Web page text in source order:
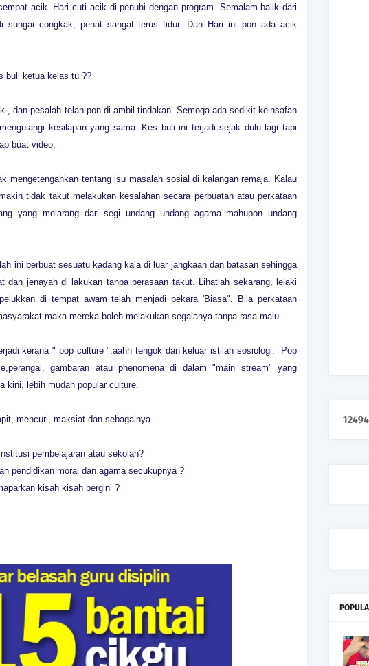
acik. Hari cuti acik di penuhi dengan program. Semalam balik dari
sungai congkak, penat sangat terus tidur. Dan Hari ini pon ada acik
buli ketua kelas tu ??
, dan pesalah telah pon di ambil tindakan. Semoga ada sedikit keinsafan
kesilapan yang sama. Kes buli ini terjadi sejak dulu lagi tapi
buat video.
mengetengahkan tentang isu masalah sosial di kalangan remaja. Kalau
tidak takut melakukan kesalahan secara perbuatan atau perkataan
yang melarang dari segi undang undang agama mahupon undang
ini berbuat sesuatu kadang kala di luar jangkaan dan batasan sehingga
dan jenayah di lakukan tanpa perasaan takut. Lihatlah sekarang, lelaki
di tempat awam telah menjadi pekara 'Biasa". Bila perkataan
maka mereka boleh melakukan segalanya tanpa rasa malu.
kerana " pop culture ".aahh tengok dan keluar istilah sosiologi. Pop
gambaran atau phenomena di dalam "main stream" yang
kini, lebih mudah popular culture.
mencuri, maksiat dan sebagainya.
pembelajaran atau sekolah?
pendidikan moral dan agama secukupnya ?
kisah kisah bergini ?
12494